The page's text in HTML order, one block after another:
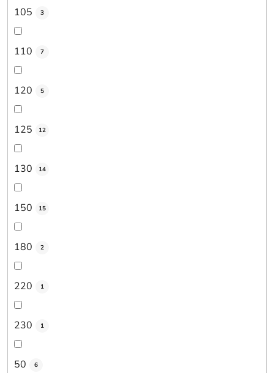
105 3
110 7
120 5
125 12
130 14
150 15
180 2
220 1
230 1
50 6